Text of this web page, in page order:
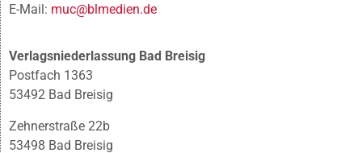
E-Mail: muc@blmedien.de
Verlagsniederlassung Bad Breisig
Postfach 1363
53492 Bad Breisig
Zehnerstraße 22b
53498 Bad Breisig